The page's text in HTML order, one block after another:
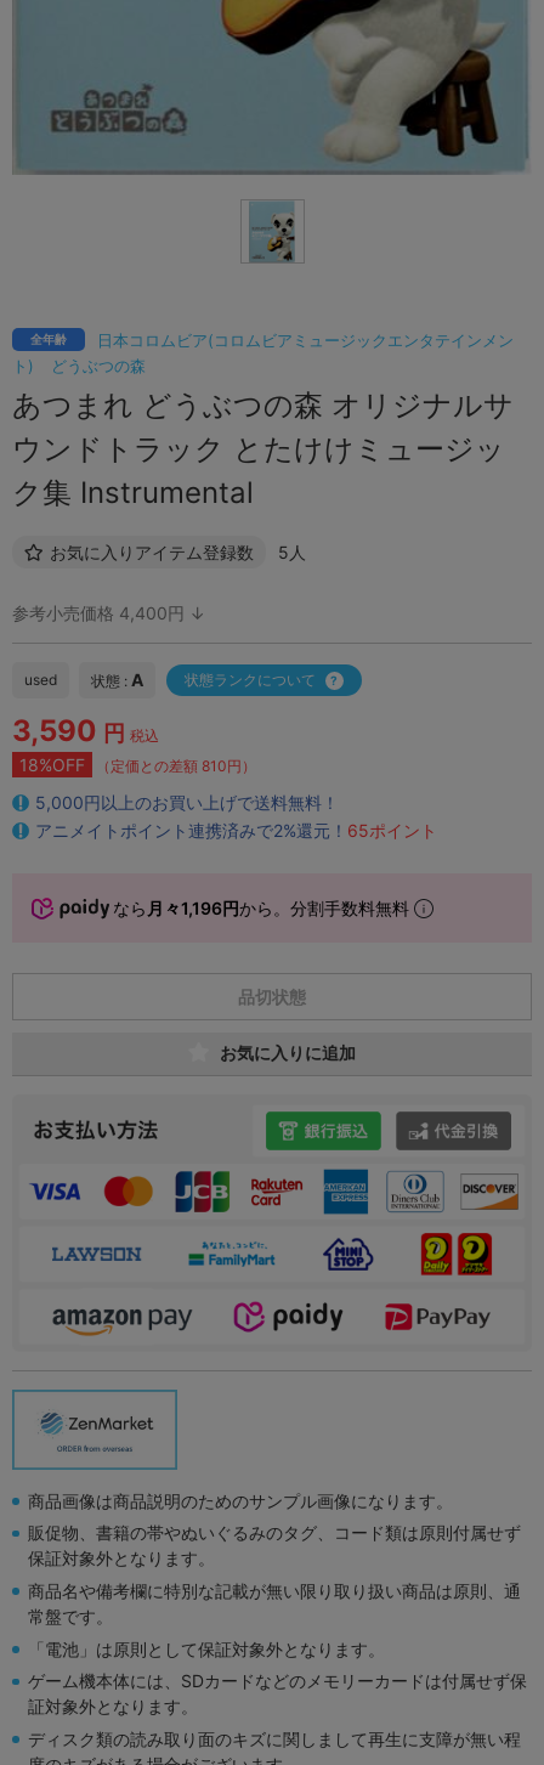
日本コロムビア(コロムビアミュージックエンタテインメン
ト)
どうぶつの森
全年齢
あつまれ どうぶつの森 オリジナルサ
ウンドトラック とたけけミュージッ
ク集 Instrumental
お気に入りアイテム登録数 5人
参考小売価格 4,400円 ↓
used 状態 : A 状態ランクについて
3,590 円 税込
18%OFF （定価との差額 810円）
5,000円以上のお買い上げで送料無料！
アニメイトポイント連携済みで2%還元！ 65ポイント
なら 月々1,196円から。分割手数料無料
品切状態
お気に入りに追加
商品画像は商品説明のためのサンプル画像になります。
販促物、書籍の帯やぬいぐるみのタグ、コード類は原則付属せず
保証対象外となります。
商品名や備考欄に特別な記載が無い限り取り扱い商品は原則、通
常盤です。
「電池」は原則として保証対象外となります。
ゲーム機本体には、SDカードなどのメモリーカードは付属せず保
証対象外となります。
ディスク類の読み取り面のキズに関しまして再生に支障が無い程